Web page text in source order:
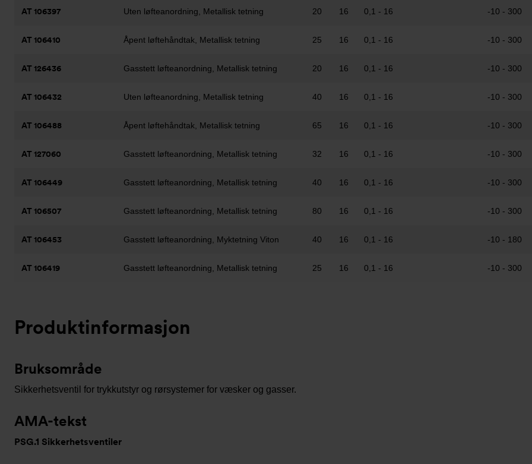
AT 106397 Uten løfteanordning, Metallisk tetning 20 16 0,1 - 16 -10 - 300
AT 106410 Åpent løftehåndtak, Metallisk tetning 25 16 0,1 - 16 -10 - 300
AT 126436 Gasstett løfteanordning, Metallisk tetning 20 16 0,1 - 16 -10 - 300
AT 106432 Uten løfteanordning, Metallisk tetning 40 16 0,1 - 16 -10 - 300
AT 106488 Åpent løftehåndtak, Metallisk tetning 65 16 0,1 - 16 -10 - 300
AT 127060 Gasstett løfteanordning, Metallisk tetning 32 16 0,1 - 16 -10 - 300
AT 106449 Gasstett løfteanordning, Metallisk tetning 40 16 0,1 - 16 -10 - 300
AT 106507 Gasstett løfteanordning, Metallisk tetning 80 16 0,1 - 16 -10 - 300
AT 106453 Gasstett løfteanordning, Myktetning Viton 40 16 0,1 - 16 -10 - 180
AT 106419 Gasstett løfteanordning, Metallisk tetning 25 16 0,1 - 16 -10 - 300
Produktinformasjon
Bruksområde
Sikkerhetsventil for trykkutstyr og rørsystemer for væsker og gasser.
AMA-tekst
PSG.1 Sikkerhetsventiler